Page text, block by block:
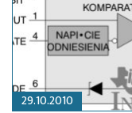
29.10.2010